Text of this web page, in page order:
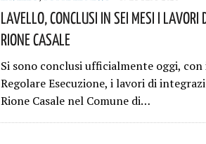
Lavello, Conclusi In Sei Mesi I Lavori
Rione Casale
Si sono conclusi ufficialmente oggi,
Regolare Esecuzione, i lavori di
Rione Casale nel Comune di…